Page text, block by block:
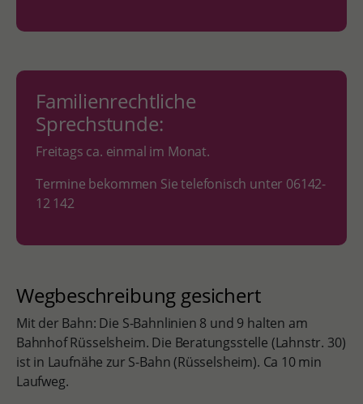
Familienrechtliche
Sprechstunde:
Freitags ca. einmal im Monat.
Termine bekommen Sie telefonisch unter 06142-
12 142
Wegbeschreibung gesichert
Mit der Bahn: Die S-Bahnlinien 8 und 9 halten am
Bahnhof Rüsselsheim. Die Beratungsstelle (Lahnstr. 30)
ist in Laufnähe zur S-Bahn (Rüsselsheim). Ca 10 min
Laufweg.